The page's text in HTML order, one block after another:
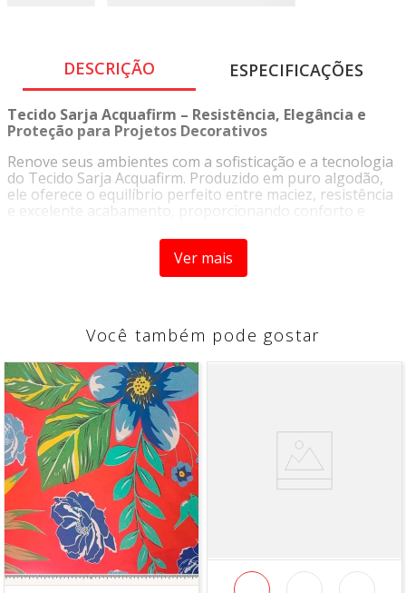
DESCRIÇÃO ESPECIFICAÇÕES
Tecido Sarja Acquafirm – Resistência, Elegância e
Proteção para Projetos Decorativos
Renove seus ambientes com a sofisticação e a tecnologia
do Tecido Sarja Acquafirm. Produzido em puro algodão,
ele oferece o equilíbrio perfeito entre maciez, resistência
e excelente acabamento, proporcionando conforto e
Com estrutura em sarja 2x1 e gramatura encorpada, este
tecido apresenta toque agradável, ótimo caimento e alta
manutenção, tornando-o uma excelente escolha para o
Ideal para transformar ambientes, o Sarja Acquafirm
combina cores vivas, desenho refinado e a qualidade do
algodão, garantindo beleza e funcionalidade em cada
detalhe.
Por que escolher este tecido
Produzido em 100% algodão
Toque macio e confortável
Estrutura resistente e durável
Acabamento sofisticado e de alta qualidade
Excelente caimento para projetos decorativos
Fácil manutenção e conservação
Ver mais
Você também pode gostar